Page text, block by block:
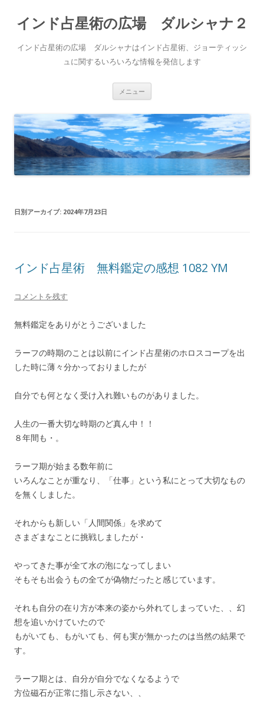
インド占星術の広場 ダルシャナ２
インド占星術の広場 ダルシャナはインド占星術、ジョーティッシ
ュに関するいろいろな情報を発信します
メニュー
ン
ツ
へ
ス
キ
ッ
プ
日別アーカイブ: 2024年7月23日
インド占星術 無料鑑定の感想 1082 YM
コメントを残す
無料鑑定をありがとうございました
ラーフの時期のことは以前にインド占星術のホロスコープを出
した時に薄々分かっておりましたが
自分でも何となく受け入れ難いものがありました。
人生の一番大切な時期のど真ん中！！
８年間も・。
ラーフ期が始まる数年前に
いろんなことが重なり、「仕事」という私にとって大切なもの
を無くしました。
それからも新しい「人間関係」を求めて
さまざまなことに挑戦しましたが・
やってきた事が全て水の泡になってしまい
そもそも出会うもの全てが偽物だったと感じています。
それも自分の在り方が本来の姿から外れてしまっていた、、幻
想を追いかけていたので
もがいても、もがいても、何も実が無かったのは当然の結果で
す。
ラーフ期とは、自分が自分でなくなるようで
方位磁石が正常に指し示さない、、